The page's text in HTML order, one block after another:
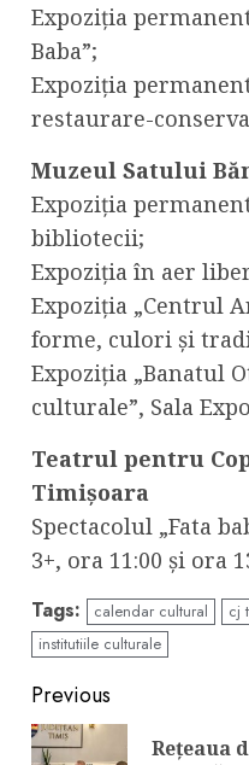
Expoziția
Baba”;
Expoziția
restaurare-
Muzeul Satului
Expoziția
bibliotecii;
Expoziția în aer
Expoziția „Centrul
forme, culori și
Expoziția „Banatul
culturale”, Sala
Teatrul pentru
Timișoara
Spectacolul „Fata
3+, ora 11:00 și ora
Tags: calendar cultural cj
institutiile culturale
Continue
Reading
Previous
Rețeaua